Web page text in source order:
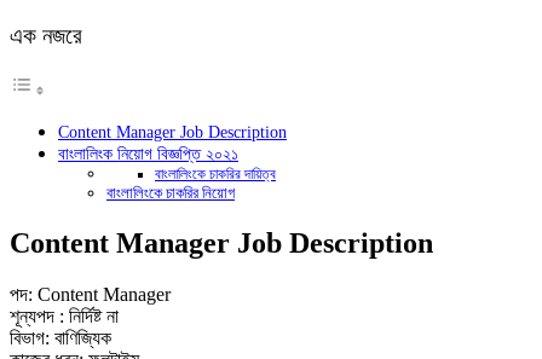
এক নজরে
Content Manager Job Description
বাংলালিংক নিয়োগ বিজ্ঞপ্তি ২০২১
বাংলালিংকে চাকরির দায়িত্ব
বাংলালিংকে চাকরির নিয়োগ
Content Manager Job Description
পদ: Content Manager
শূন্যপদ : নির্দিষ্ট না
বিভাগ: বাণিজ্যিক